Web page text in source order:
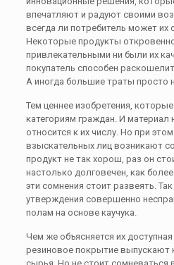
впечатляют и радуют своими
всегда ли потребитель может их
Некоторые продукты
привлекательными ни были их
покупатель способен
А иногда большие траты просто
Тем ценнее изобретения,
категориям граждан. И материал
относится к их числу. Но при
взыскательных лиц возникают
продукт не так хорош, раз он
настолько долговечен, как
эти сомнения стоит развеять.
утверждения совершенно
полам на основе каучука.
Чем же объясняется их
резиновое покрытие выпускают